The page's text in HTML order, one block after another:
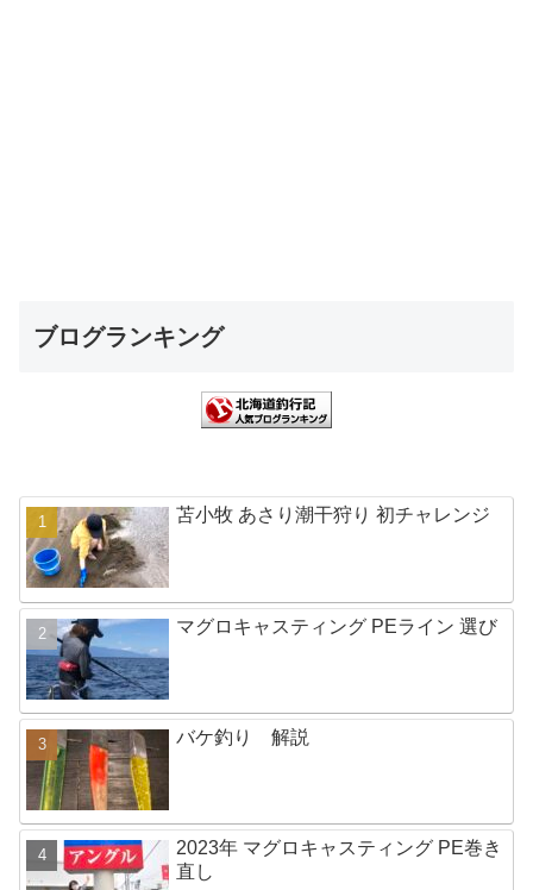
ブログランキング
苫小牧 あさり潮干狩り 初チャレンジ
マグロキャスティング PEライン 選び
バケ釣り 解説
2023年 マグロキャスティング PE巻き
直し